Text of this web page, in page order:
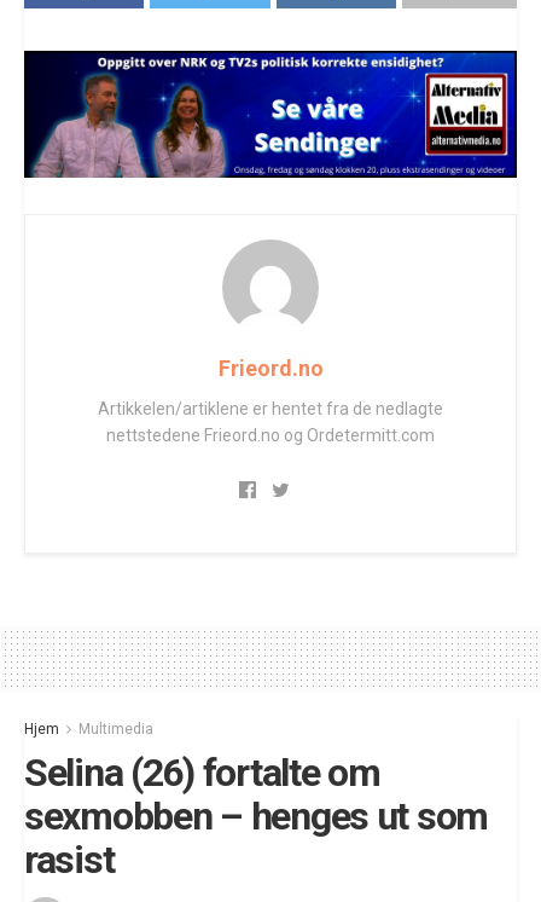
Frieord.no
Artikkelen/artiklene er hentet fra de nedlagte
nettstedene Frieord.no og Ordetermitt.com
Hjem Multimedia
Selina (26) fortalte om
sexmobben – henges ut som
rasist